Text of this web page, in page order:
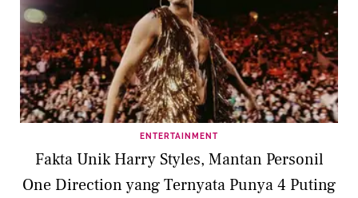
ENTERTAINMENT
Fakta Unik Harry Styles, Mantan Personil
One Direction yang Ternyata Punya 4 Puting